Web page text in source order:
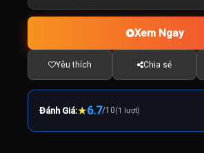
Xem Ngay
Yêu thích Chia sẻ
Đánh Giá:★6.7/10(1 lượt)